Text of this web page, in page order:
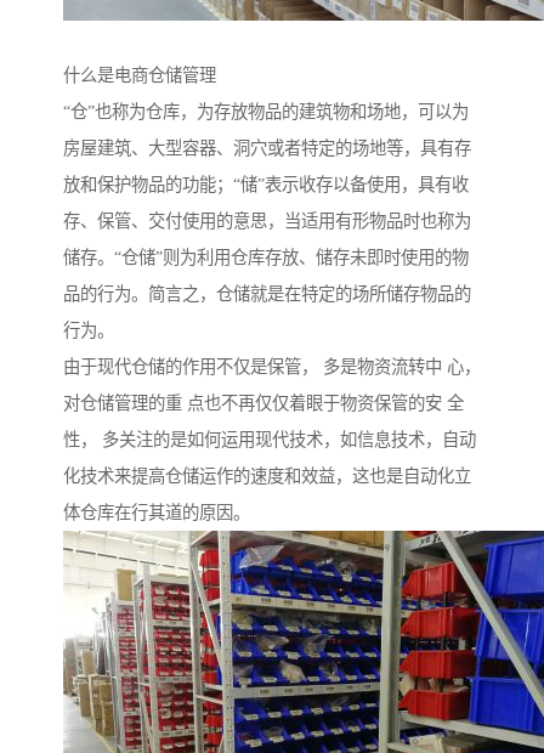
什么是电商仓储管理
“仓”也称为仓库，为存放物品的建筑物和场地，可以为
房屋建筑、大型容器、洞穴或者特定的场地等，具有存
放和保护物品的功能；“储”表示收存以备使用，具有收
存、保管、交付使用的意思，当适用有形物品时也称为
储存。“仓储”则为利用仓库存放、储存未即时使用的物
品的行为。简言之，仓储就是在特定的场所储存物品的
行为。
由于现代仓储的作用不仅是保管， 多是物资流转中 心，
对仓储管理的重 点也不再仅仅着眼于物资保管的安 全
性， 多关注的是如何运用现代技术，如信息技术，自动
化技术来提高仓储运作的速度和效益，这也是自动化立
体仓库在行其道的原因。